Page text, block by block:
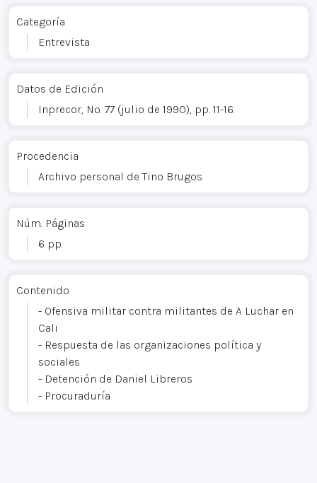
Categoría
Entrevista
Datos de Edición
Inprecor, No. 77 (julio de 1990), pp. 11-16.
Procedencia
Archivo personal de Tino Brugos
Núm. Páginas
6 pp.
Contenido
- Ofensiva militar contra militantes de A Luchar en
Cali
- Respuesta de las organizaciones política y
sociales
- Detención de Daniel Libreros
- Procuraduría